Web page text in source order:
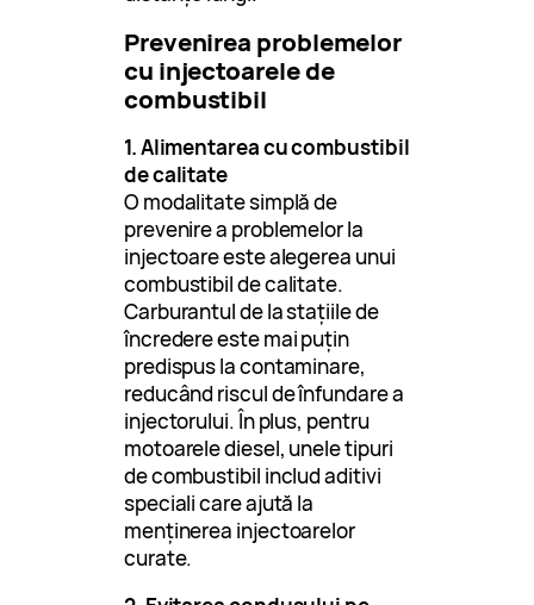
Prevenirea problemelor
cu injectoarele de
combustibil
1. Alimentarea cu combustibil
de calitate
O modalitate simplă de
prevenire a problemelor la
injectoare este alegerea unui
combustibil de calitate.
Carburantul de la stațiile de
încredere este mai puțin
predispus la contaminare,
reducând riscul de înfundare a
injectorului. În plus, pentru
motoarele diesel, unele tipuri
de combustibil includ aditivi
speciali care ajută la
menținerea injectoarelor
curate.